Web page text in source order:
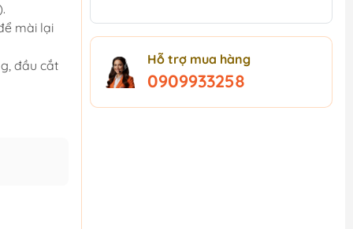
mài lại
đầu cắt Hỗ trợ mua hàng
0909933258